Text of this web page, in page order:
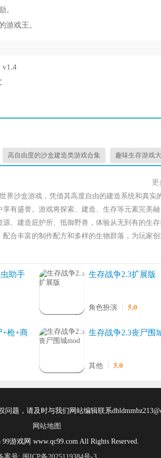
。
游戏王。
v1.4
高自由度的沙盒建造类游戏合集 趣味生存游戏
更
界沙盒游戏，凭借其高度自由的建造系统和真实
有盛誉。游戏将探索、建造、生存等元素完美融
、建造庇护所、抵御野兽，体验从无到有的生
合丰富的制作配方和多样的生物群落，为玩家创
助手
生存战争2.3扩展版
角色扮演 5.0
+枪+商
生存战争2.3丧尸围
其他 5.0
题，请及时与我们网站编辑联系
网站地图
游戏网 www.qc99.com All Rights Reserved.